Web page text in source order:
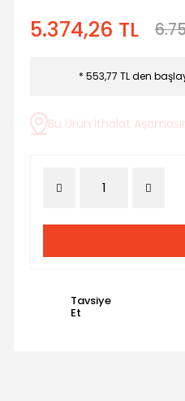
5.374,26 TL
* 553,77 TL den
Bu Ürün İthalat
Tavsiye
Et